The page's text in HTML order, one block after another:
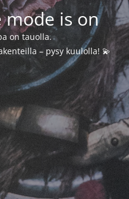
is on
on tauolla.
– pysy kuulolla! 💫